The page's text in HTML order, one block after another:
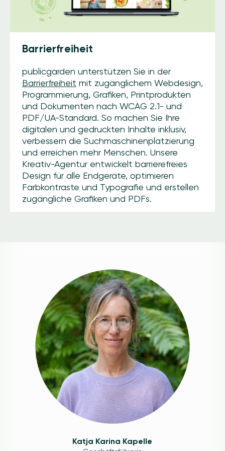
Barrierfreiheit
publicgarden unterstützen Sie in der
Barrierfreiheit mit zugänglichem Webdesign,
Programmierung, Grafiken, Printprodukten
und Dokumenten nach WCAG 2.1- und
PDF/UA-Standard. So machen Sie Ihre
digitalen und gedruckten Inhalte inklusiv,
verbessern die Suchmaschinenplatzierung
und erreichen mehr Menschen. Unsere
Kreativ-Agentur entwickelt barrierefreies
Design für alle Endgeräte, optimieren
Farbkontraste und Typografie und erstellen
zugängliche Grafiken und PDFs.
Katja Karina Kapelle